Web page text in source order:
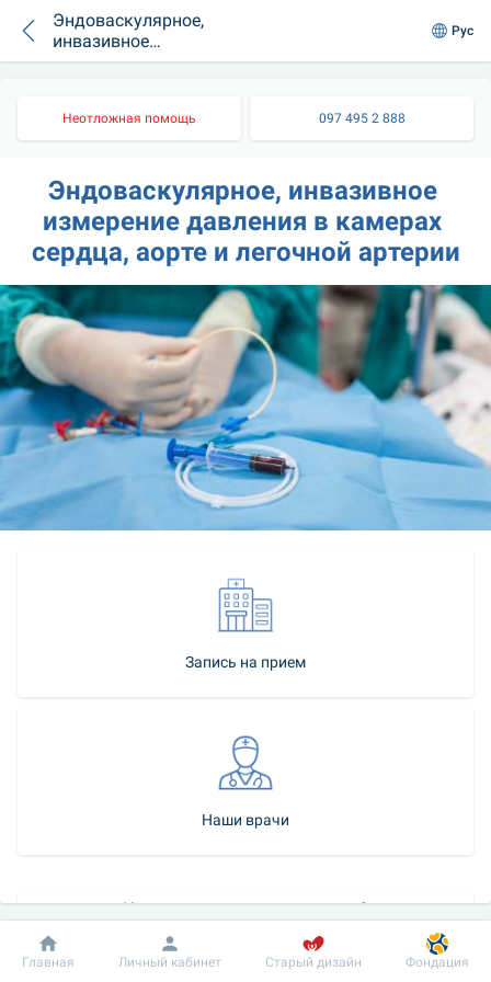
Эндоваскулярное,
инвазивное
измерение
аорте и легочной
артерии
Рус
Неотложная помощь 097 495 2 888
Эндоваскулярное, инвазивное
измерение давления в камерах
сердца, аорте и легочной артерии
Запись на прием
Наши врачи
Как стать нашим пациентом?
Контакт-центр
Добробут Информация Пациенту
Главная Личный кабинет Старый дизайн Фондация